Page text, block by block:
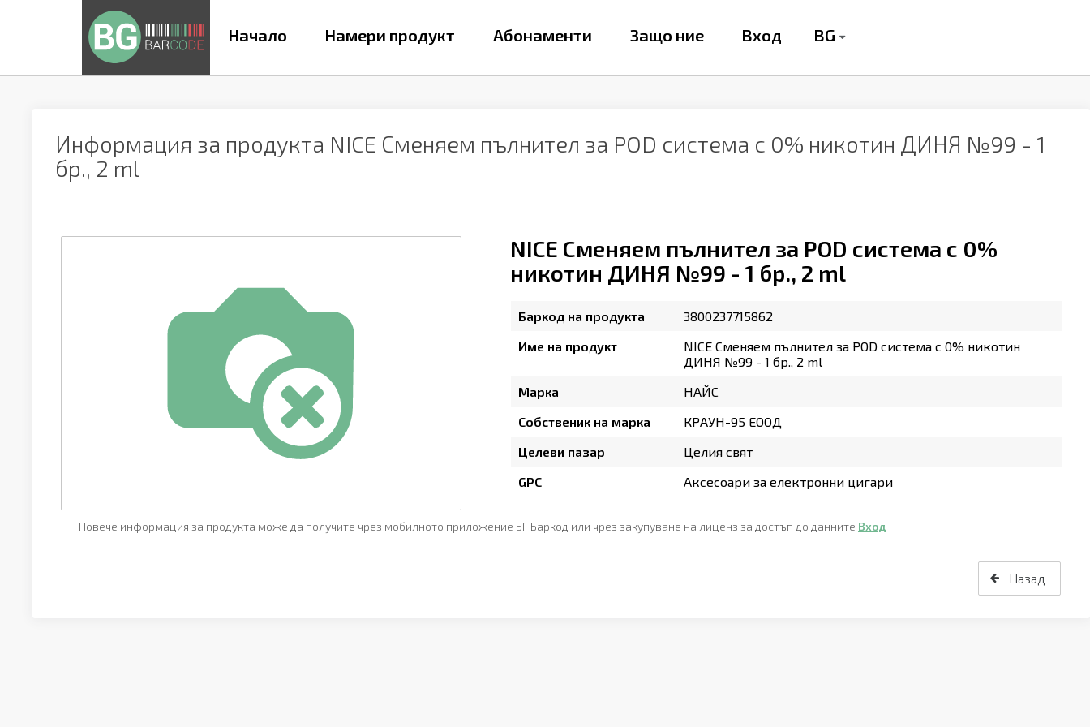
Начало Намери продукт Абонаменти Защо ние Вход BG
Информация за продукта NICE Сменяем пълнител за POD система с 0% никотин ДИНЯ №99 - 1
бр., 2 ml
NICE Сменяем пълнител за POD система с 0%
никотин ДИНЯ №99 - 1 бр., 2 ml
Баркод на продукта
3800237715862
Име на продукт
NICE Сменяем пълнител за POD система с 0% никотин
ДИНЯ №99 - 1 бр., 2 ml
Марка
НАЙС
Собственик на марка
КРАУН-95 ЕООД
Целеви пазар
Целия свят
GPC
Аксесоари за електронни цигари
Повече информация за продукта може да получите чрез мобилното приложение БГ Баркод или чрез закупуване на лиценз за достъп до данните Вход
Назад